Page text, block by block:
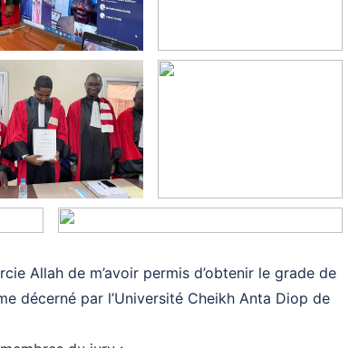
Allah de m’avoir permis d’obtenir le grade de
décerné par l’Université Cheikh Anta Diop de